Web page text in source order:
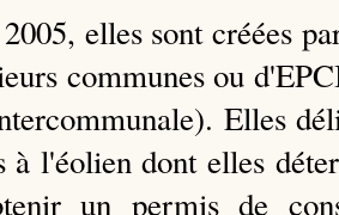
elles sont créées
communes ou
Elles
à l'éolien dont elles
un permis de